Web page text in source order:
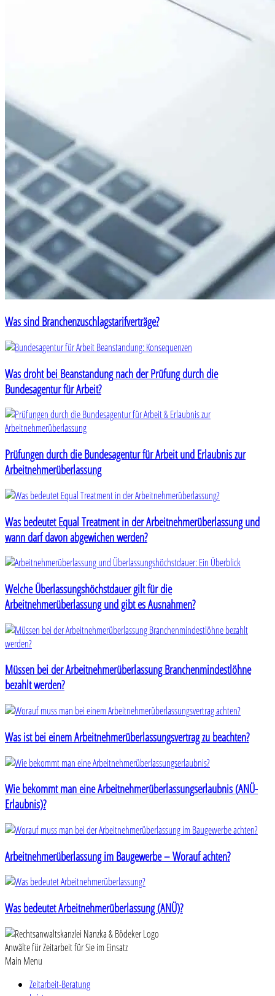
Was sind Branchenzuschlagstarifverträge?
Was droht bei Beanstandung nach der Prüfung durch die
Bundesagentur für Arbeit?
Prüfungen durch die Bundesagentur für Arbeit und Erlaubnis zur
Arbeitnehmerüberlassung
Was bedeutet Equal Treatment in der Arbeitnehmerüberlassung und
wann darf davon abgewichen werden?
Welche Überlassungshöchstdauer gilt für die
Arbeitnehmerüberlassung und gibt es Ausnahmen?
Müssen bei der Arbeitnehmerüberlassung Branchenmindestlöhne
bezahlt werden?
Was ist bei einem Arbeitnehmerüberlassungsvertrag zu beachten?
Wie bekommt man eine Arbeitnehmerüberlassungserlaubnis (ANÜ-
Erlaubnis)?
Arbeitnehmerüberlassung im Baugewerbe – Worauf achten?
Was bedeutet Arbeitnehmerüberlassung (ANÜ)?
Anwälte für Zeitarbeit für Sie im Einsatz
Main Menu
Zeitarbeit-Beratung